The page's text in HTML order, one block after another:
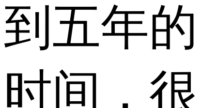
到五年的
时间，很